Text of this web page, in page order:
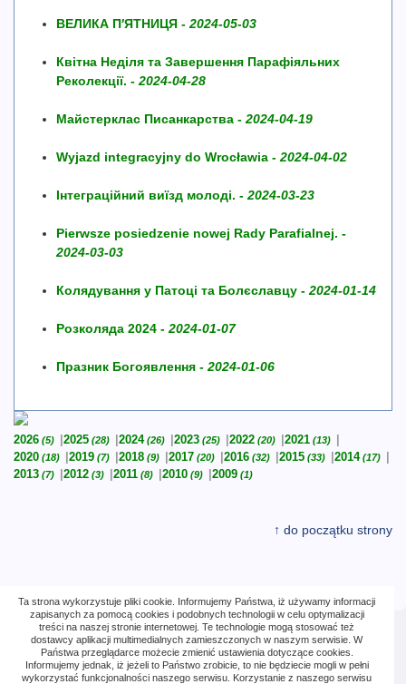
ВЕЛИКА П′ЯТНИЦЯ - 2024-05-03
Квітна Неділя та Завершення Парафіяльних
Реколекції. - 2024-04-28
Майстерклас Писанкарства - 2024-04-19
Wyjazd integracyjny do Wrocławia - 2024-04-02
Інтеграційний виїзд молоді. - 2024-03-23
Pierwsze posiedzenie nowej Rady Parafialnej. -
2024-03-03
Колядування у Патоці та Болєславцу - 2024-01-14
Розколяда 2024 - 2024-01-07
Празник Богоявлення - 2024-01-06
2026 (5) 2025 (28) 2024(26) 2023 (25) 2022 (20) 2021 (13)
2020 (18) 2019 (7) 2018 (9) 2017 (20) 2016 (32) 2015 (33) 2014(17)
2013 (7) 2012 (3) 2011 (8) 2010 (9) 2009 (1)
↑ do początku strony
Wejścia: 23 634 (91)
Ta strona wykorzystuje pliki cookie. Informujemy Państwa, iż używamy informacji
zapisanych za pomocą cookies i podobnych technologii w celu optymalizacji
treści na naszej stronie internetowej. Te technologie mogą stosować też
dostawcy aplikacji multimedialnych zamieszczonych w naszym serwisie. W
Państwa przeglądarce możecie zmienić ustawienia dotyczące cookies.
Informujemy jednak, iż jeżeli to Państwo zrobicie, to nie będziecie mogli w pełni
wykorzystać funkcjonalności naszego serwisu. Korzystanie z naszego serwisu